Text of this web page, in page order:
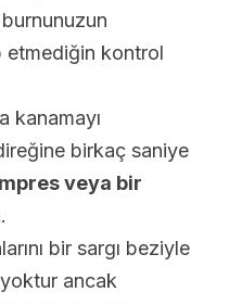
burnunuzun
etmediğin kontrol
kanamayı
birkaç saniye
veya bir
.
bir sargı beziyle
ancak